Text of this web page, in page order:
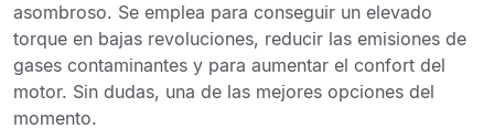
asombroso. Se emplea para conseguir un elevado
torque en bajas revoluciones, reducir las emisiones de
gases contaminantes y para aumentar el confort del
motor. Sin dudas, una de las mejores opciones del
momento.